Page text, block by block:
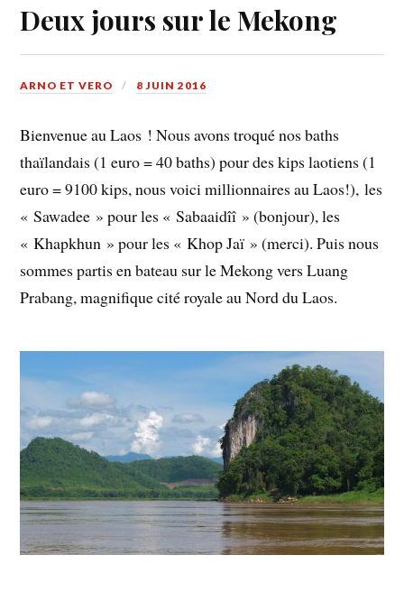
Deux jours sur le Mekong
ARNO ET VERO 8 JUIN 2016
Bienvenue au Laos ! Nous avons troqué nos baths
thaïlandais (1 euro = 40 baths) pour des kips laotiens (1
euro = 9100 kips, nous voici millionnaires au Laos!), les
« Sawadee » pour les « Sabaaidîî » (bonjour), les
« Khapkhun » pour les « Khop Jaï » (merci). Puis nous
sommes partis en bateau sur le Mekong vers Luang
Prabang, magnifique cité royale au Nord du Laos.